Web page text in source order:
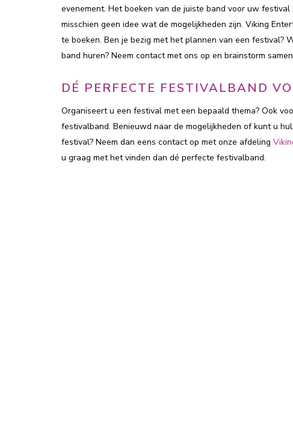
evenement. Het boeken van de juiste band voor uw
misschien geen idee wat de mogelijkheden zijn. Viking
te boeken. Ben je bezig met het plannen van een festival?
band huren? Neem contact met ons op en brainstorm
DÉ PERFECTE FESTIVALBAND
Organiseert u een festival met een bepaald thema? Ook
festivalband. Benieuwd naar de mogelijkheden of kunt u
festival? Neem dan eens contact op met onze afdeling
u graag met het vinden dan dé perfecte festivalband.